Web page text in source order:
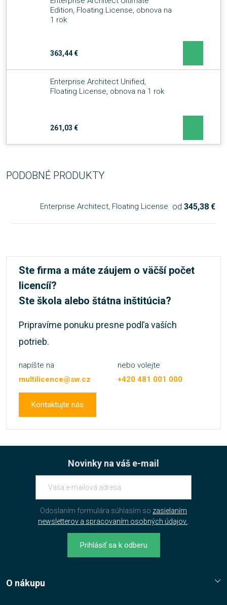
Edition, Floating License, obnova na
1 rok
363,44 €
Enterprise Architect Unified,
Floating License, obnova na 1 rok
261,03 €
PODOBNÉ PRODUKTY
Enterprise Architect, Floating License od 345,38 €
Ste firma a máte záujem o väčší počet
licencíí?
Ste škola alebo štátna inštitúcia?
Pripravíme ponuku presne podľa vaších
potrieb.
napíšte na
multilicence@sw.cz
nebo volejte
+420 481 001 000
Kontaktujte nás
Novinky na váš e-mail
Odoslaním formulára súhlasím so zasielaním
newsletterov a spracovaním osobných údajov.
Prihlásiť sa k odberu
O nákupu